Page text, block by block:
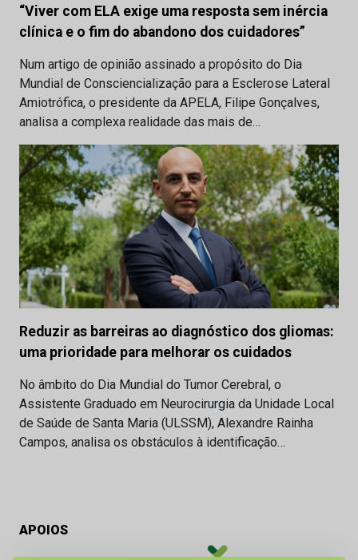
“Viver com ELA exige uma resposta sem inércia
clínica e o fim do abandono dos cuidadores”
Num artigo de opinião assinado a propósito do Dia
Mundial de Consciencialização para a Esclerose Lateral
Amiotrófica, o presidente da APELA, Filipe Gonçalves,
analisa a complexa realidade das mais de…
Reduzir as barreiras ao diagnóstico dos gliomas:
uma prioridade para melhorar os cuidados
No âmbito do Dia Mundial do Tumor Cerebral, o
Assistente Graduado em Neurocirurgia da Unidade Local
de Saúde de Santa Maria (ULSSM), Alexandre Rainha
Campos, analisa os obstáculos à identificação…
APOIOS